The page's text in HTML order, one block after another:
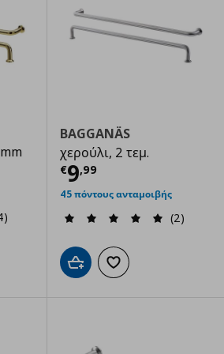
€ 9,99
αγαπημένα
BAGGANÄS
χερούλι, 2 τεμ.
€9,99
Τρέχουσα
45 πόντους ανταμοιβής
(2)
Προσθήκη στο καλάθι
Προσθήκη στα